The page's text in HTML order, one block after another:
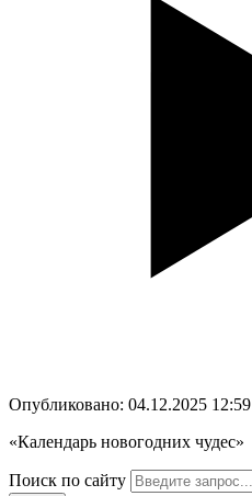
Опубликовано: 04.12.2025 12:59
«Календарь новогодних чудес»
Поиск по сайту